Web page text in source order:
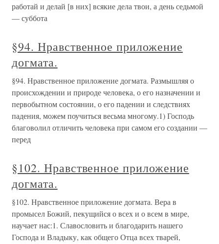
работай и делай [в них] всякие дела твои, а день седьмой
— суббота
§94. Нравственное приложение
догмата.
§94. Нравственное приложение догмата. Размышляя о
происхождении и природе человека, о его назначении и
первобытном состоянии, о его падении и следствиях
падения, можем поучиться весьма многому.1) Господь
благоволил отличить человека при самом его создании —
перед
§102. Нравственное приложение
догмата.
§102. Нравственное приложение догмата. Вера в
промысел Божий, пекущийся о всех и о всем в мире,
научает нас:1. Славословить и благодарить нашего
Господа и Владыку, как общего Отца всех тварей,